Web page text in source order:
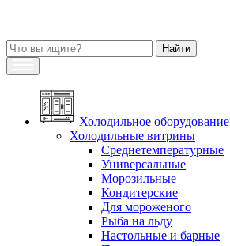
Холодильное оборудование
Холодильные витрины
Среднетемпературные
Универсальные
Морозильные
Кондитерские
Для мороженого
Рыба на льду
Настольные и барные